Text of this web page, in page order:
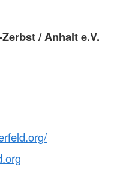
/ Anhalt e.V.